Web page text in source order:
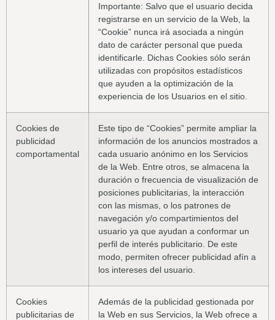
Importante: Salvo que el usuario decida
registrarse en un servicio de la Web, la
“Cookie” nunca irá asociada a ningún
dato de carácter personal que pueda
identificarle. Dichas Cookies sólo serán
utilizadas con propósitos estadísticos
que ayuden a la optimización de la
experiencia de los Usuarios en el sitio.
Cookies de
publicidad
comportamental
Este tipo de “Cookies” permite ampliar la
información de los anuncios mostrados a
cada usuario anónimo en los Servicios
de la Web. Entre otros, se almacena la
duración o frecuencia de visualización de
posiciones publicitarias, la interacción
con las mismas, o los patrones de
navegación y/o compartimientos del
usuario ya que ayudan a conformar un
perfil de interés publicitario. De este
modo, permiten ofrecer publicidad afín a
los intereses del usuario.
Cookies
publicitarias de
Además de la publicidad gestionada por
la Web en sus Servicios, la Web ofrece a